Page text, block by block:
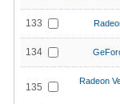
133
134
135
Radeon